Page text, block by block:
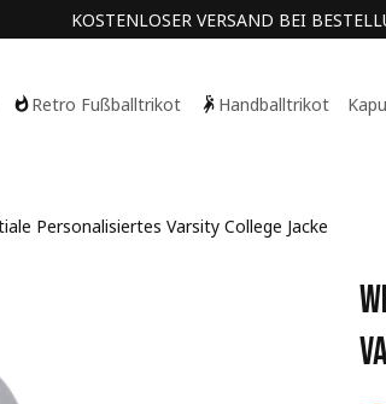
KOSTENLOSER VERSAND BEI
Retro Fußballtrikot Handballtrikot
Personalisiertes Varsity College Jacke